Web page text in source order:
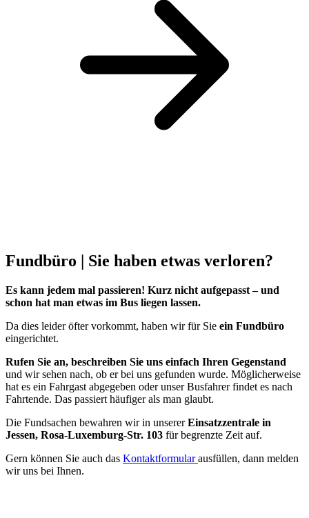
Fundbüro | Sie haben etwas verloren?
Es kann jedem mal passieren! Kurz nicht aufgepasst – und
schon hat man etwas im Bus liegen lassen.
Da dies leider öfter vorkommt, haben wir für Sie ein Fundbüro
eingerichtet.
Rufen Sie an, beschreiben Sie uns einfach Ihren Gegenstand
und wir sehen nach, ob er bei uns gefunden wurde. Möglicherweise
hat es ein Fahrgast abgegeben oder unser Busfahrer findet es nach
Fahrtende. Das passiert häufiger als man glaubt.
Die Fundsachen bewahren wir in unsererEinsatzzentrale in
Jessen, Rosa-Luxemburg-Str. 103 für begrenzte Zeit auf.
Gern können Sie auch das Kontaktformularausfüllen, dann melden
wir uns bei Ihnen.